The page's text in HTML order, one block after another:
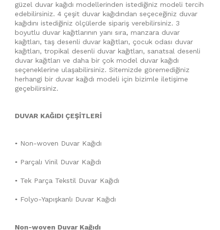
güzel duvar kağıdı modellerinden istediğiniz modeli tercih
edebilirsiniz. 4 çeşit duvar kağıdından seçeceğiniz duvar
kağıdını istediğiniz ölçülerde sipariş verebilirsiniz. 3
boyutlu duvar kağıtlarının yanı sıra, manzara duvar
kağıtları, taş desenli duvar kağıtları, çocuk odası duvar
kağıtları, tropikal desenli duvar kağıtları, sanatsal desenli
duvar kağıtları ve daha bir çok model duvar kağıdı
seçeneklerine ulaşabilirsiniz. Sitemizde göremediğiniz
herhangi bir duvar kağıdı modeli için bizimle iletişime
geçebilirsiniz.
DUVAR KAĞIDI ÇEŞİTLERİ
• Non-woven Duvar Kağıdı
• Parçalı Vinil Duvar Kağıdı
• Tek Parça Tekstil Duvar Kağıdı
• Folyo-Yapışkanlı Duvar Kağıdı
Non-woven Duvar Kağıdı